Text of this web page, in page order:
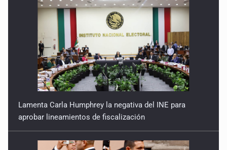
Lamenta Carla Humphrey la negativa del INE para
aprobar lineamientos de fiscalización